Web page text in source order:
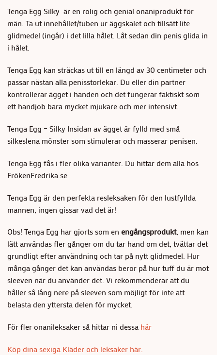
Tenga Egg Silky är en rolig och genial onaniprodukt för
män. Ta ut innehållet/tuben ur äggskalet och tillsätt lite
glidmedel (ingår) i det lilla hålet. Låt sedan din penis glida in
i hålet.
Tenga Egg kan sträckas ut till en längd av 30 centimeter och
passar nästan alla penisstorlekar. Du eller din partner
kontrollerar ägget i handen och det fungerar faktiskt som
ett handjob bara mycket mjukare och mer intensivt.
Tenga Egg – Silky Insidan av ägget är fylld med små
silkeslena mönster som stimulerar och masserar penisen.
Tenga Egg fås i fler olika varianter. Du hittar dem alla hos
FrökenFredrika.se
Tenga Egg är den perfekta resleksaken för den lustfyllda
mannen, ingen gissar vad det är!
Obs! Tenga Egg har gjorts som en engångsprodukt, men kan
lätt användas fler gånger om du tar hand om det, tvättar det
grundligt efter användning och tar på nytt glidmedel. Hur
många gånger det kan användas beror på hur tuff du är mot
sleeven när du använder det. Vi rekommenderar att du
håller så lång nere på sleeven som möjligt för inte att
belasta den yttersta delen för mycket.
För fler onanileksaker så hittar ni dessa här
Köp dina sexiga Kläder och leksaker här.